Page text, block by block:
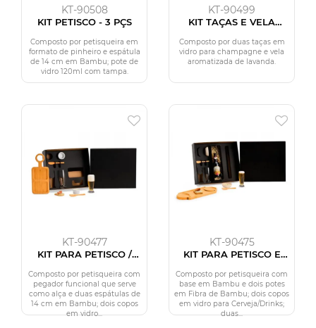
KT-90508
KIT PETISCO - 3 PÇS
Composto por petisqueira em
formato de pinheiro e espátula
de 14 cm em Bambu; pote de
vidro 120ml com tampa.
KT-90499
KIT TAÇAS E VELA
AROMATIZADA - 3 PÇS
Composto por duas taças em
vidro para champagne e vela
aromatizada de lavanda.
KT-90477
KIT PARA PETISCO /
Composto por petisqueira com
pegador funcional que serve
como alça e duas espátulas de
14 cm em Bambu; dois copos
em vidro...
KT-90475
KIT PARA PETISCO E
Composto por petisqueira com
base em Bambu e dois potes
em Fibra de Bambu; dois copos
em vidro para Cerveja/Drinks;
duas...